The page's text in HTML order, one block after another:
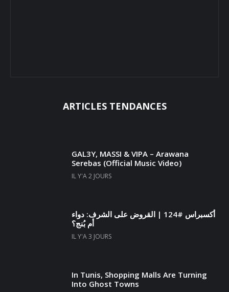
ARTICLES TENDANCES
GAL3Y, MASSI & VIPA – Arawana
Serebas (Official Music Video)
IL Y'A 2 JOURS
أكسبراس #124 | القروض على الشرف: دواء
أم بُنج؟
IL Y'A 3 JOURS
In Tunis, Shopping Malls Are Turning
Into Ghost Towns